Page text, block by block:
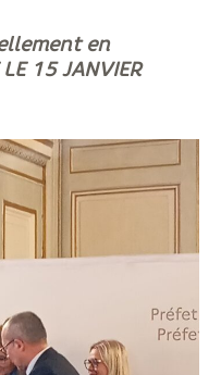
en
15 JANVIER